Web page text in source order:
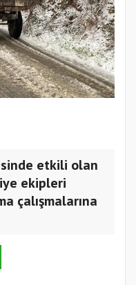
etkili olan
ekipleri
çalışmalarına